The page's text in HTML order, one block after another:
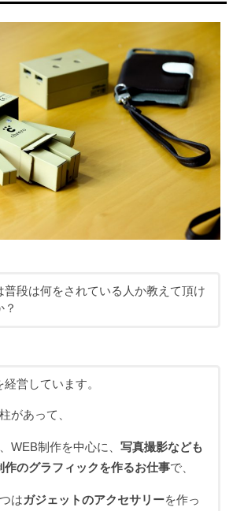
普段は何をされている人か教えて頂け
？
経営しています。
があって、
WEB制作を中心に、 写真撮影なども
作のグラフィックを作るお仕事で、
はガジェットのアクセサリーを作っ